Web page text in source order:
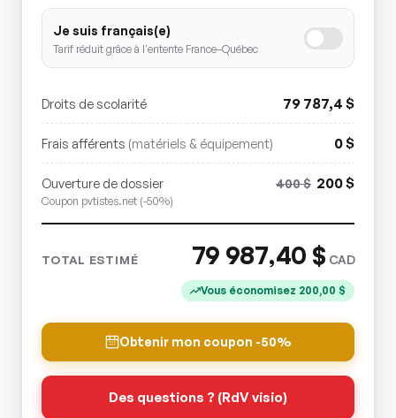
Je suis français(e)
Tarif réduit grâce à l'entente France–Québec
Droits de scolarité 79 787,4 $
Frais afférents (matériels & équipement) 0$
Ouverture de dossier
Coupon pvtistes.net (-50%)
400$ 200$
TOTAL ESTIMÉ 79 987,40 $ CAD
Vous économisez 200,00 $
Obtenir mon coupon -50%
Des questions ? (RdV visio)